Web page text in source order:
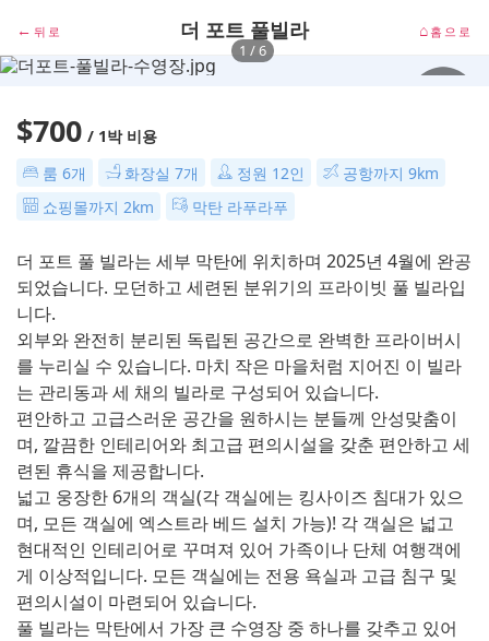
← 뒤로 더 포트 풀빌라 ⌂홈으로
1 / 6
$700 / 1박 비용
룸 6개
화장실 7개 정원 12인
공항까지 9km
쇼핑몰까지 2km
막탄 라푸라푸
더 포트 풀 빌라는 세부 막탄에 위치하며 2025년 4월에 완공
되었습니다. 모던하고 세련된 분위기의 프라이빗 풀 빌라입
니다.
외부와 완전히 분리된 독립된 공간으로 완벽한 프라이버시
를 누리실 수 있습니다. 마치 작은 마을처럼 지어진 이 빌라
는 관리동과 세 채의 빌라로 구성되어 있습니다.
편안하고 고급스러운 공간을 원하시는 분들께 안성맞춤이
며, 깔끔한 인테리어와 최고급 편의시설을 갖춘 편안하고 세
련된 휴식을 제공합니다.
넓고 웅장한 6개의 객실(각 객실에는 킹사이즈 침대가 있으
며, 모든 객실에 엑스트라 베드 설치 가능)! 각 객실은 넓고
현대적인 인테리어로 꾸며져 있어 가족이나 단체 여행객에
게 이상적입니다. 모든 객실에는 전용 욕실과 고급 침구 및
편의시설이 마련되어 있습니다.
풀 빌라는 막탄에서 가장 큰 수영장 중 하나를 갖추고 있어